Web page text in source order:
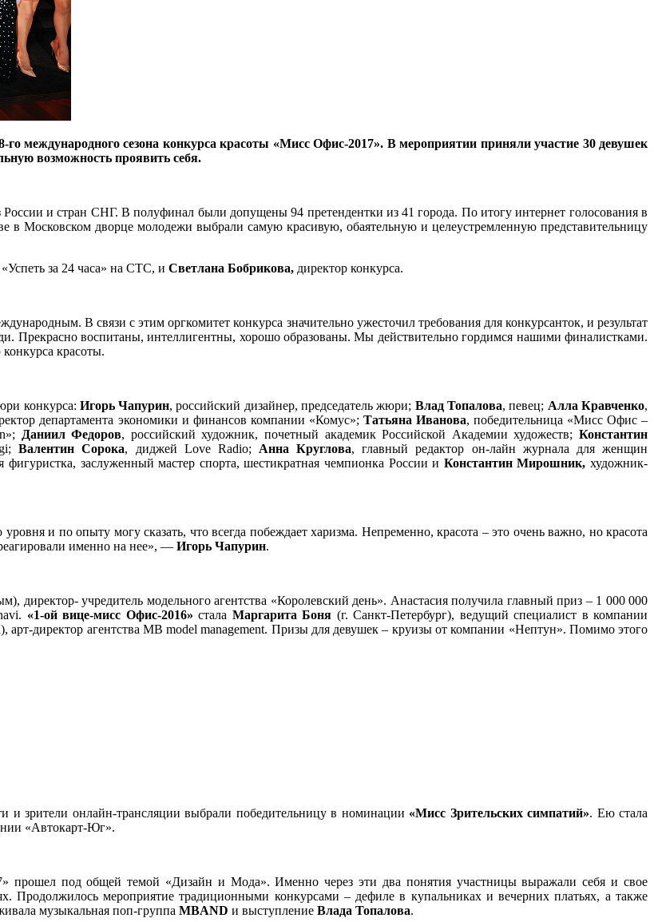
международного сезона конкурса красоты «Мисс Офис-2017». В мероприятии приняли участие 30 девушек
возможность проявить себя.
России и стран СНГ. В полуфинал были допущены 94 претендентки из 41 города. По итогу интернет голосования в
Московском дворце молодежи выбрали самую красивую, обаятельную и целеустремленную представительницу
за 24 часа» на СТС, и Светлана Бобрикова, директор конкурса.
В связи с этим оргкомитет конкурса значительно ужесточил требования для конкурсанток, и результат
Прекрасно воспитаны, интеллигентны, хорошо образованы. Мы действительно гордимся нашими финалистками.
конкурса красоты.
конкурса: Игорь Чапурин, российский дизайнер, председатель жюри; Влад Топалова, певец; Алла Кравченко,
департамента экономики и финансов компании «Комус»; Татьяна Иванова, победительница «Мисс Офис –
Даниил Федоров, российский художник, почетный академик Российской Академии художеств;Константин
Валентин Сорока, диджей Love Radio;Анна Круглова, главный редактор он-лайн журнала для женщин
фигуристка, заслуженный мастер спорта, шестикратная чемпионка России и Константин Мирошник,художник-
и по опыту могу сказать, что всегда побеждает харизма. Непременно, красота – это очень важно, но красота
именно на нее», — Игорь Чапурин.
директор- учредитель модельного агентства «Королевский день». Анастасия получила главный приз – 1 000 000
«1-ой вице-мисс Офис-2016» стала Маргарита Боня (г. Санкт-Петербург), ведущий специалист в компании
арт-директор агентства MB model management. Призы для девушек – круизы от компании «Нептун». Помимо этого
и зрители онлайн-трансляции выбрали победительницу в номинации «Мисс Зрительских симпатий». Ею стала
«Автокарт-Юг».
прошел под общей темой «Дизайн и Мода». Именно через эти два понятия участницы выражали себя и свое
Продолжилось мероприятие традиционными конкурсами – дефиле в купальниках и вечерних платьях, а также
музыкальная поп-группа MBAND и выступление Влада Топалова.